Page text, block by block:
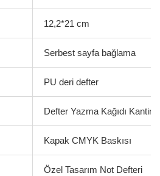
12,2*21 cm
Serbest sayfa bağlama
PU deri defter
Defter Yazma Kağıdı Kantin
Kapak CMYK Baskısı
Özel Tasarım Not Defteri